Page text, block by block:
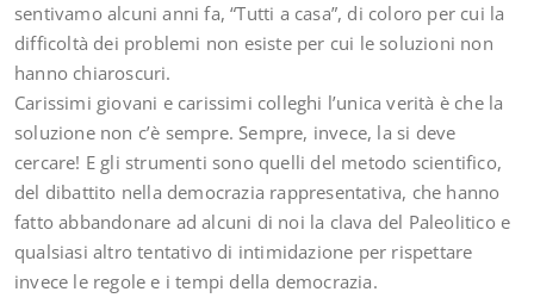
sentivamo alcuni anni fa, “Tutti a casa”, di coloro per cui la
difficoltà dei problemi non esiste per cui le soluzioni non
hanno chiaroscuri.
Carissimi giovani e carissimi colleghi l’unica verità è che la
soluzione non c’è sempre. Sempre, invece, la si deve
cercare! E gli strumenti sono quelli del metodo scientifico,
del dibattito nella democrazia rappresentativa, che hanno
fatto abbandonare ad alcuni di noi la clava del Paleolitico e
qualsiasi altro tentativo di intimidazione per rispettare
invece le regole e i tempi della democrazia.